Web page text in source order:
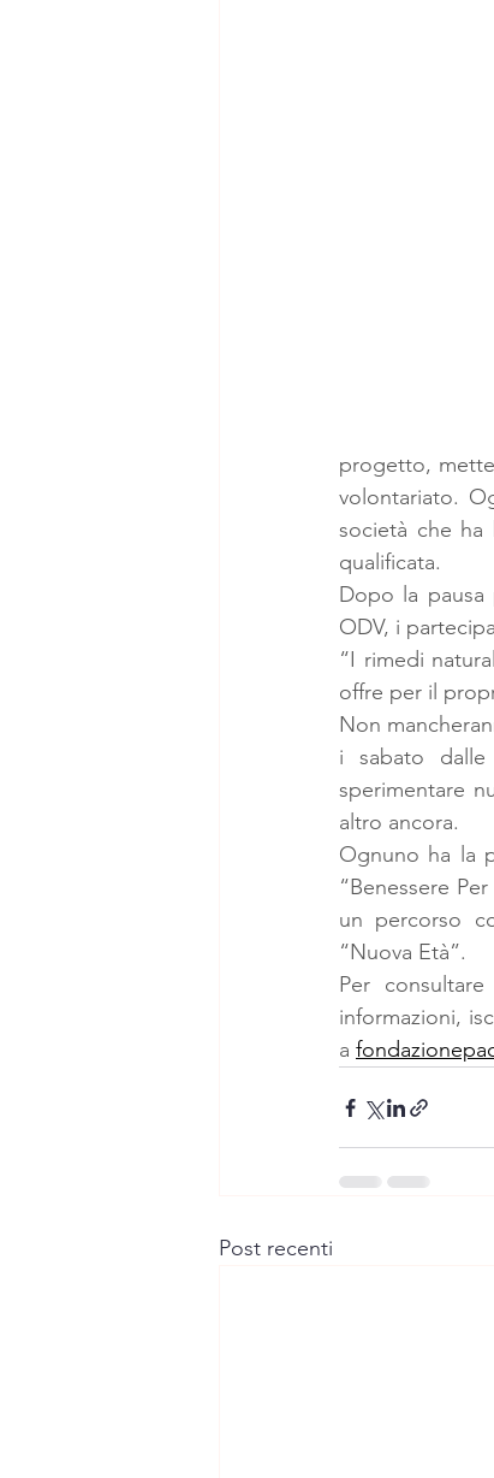
progetto,
volontariato.
società che ha
qualificata.
Dopo la pausa
ODV, i
“I rimedi
offre per il
Non
i sabato dalle
sperimentare
altro ancora.
Ognuno ha la
“Benessere
un percorso
“Nuova Età”.
Per
informazioni,
a
Post recenti